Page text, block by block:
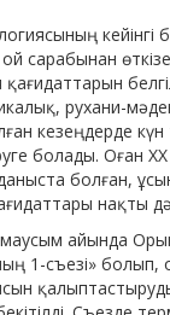
кейінгі
сарабынан
рухани-
кезеңдерде күн
болады. Оған ХХ
болған,
нақты
айында
1-съезі» болып,